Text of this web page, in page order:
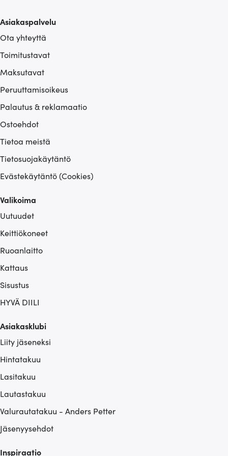
Asiakaspalvelu
Ota yhteyttä
Toimitustavat
Maksutavat
Peruuttamisoikeus
Palautus & reklamaatio
Ostoehdot
Tietoa meistä
Tietosuojakäytäntö
Evästekäytäntö (Cookies)
Valikoima
Uutuudet
Keittiökoneet
Ruoanlaitto
Kattaus
Sisustus
HYVÄ DIILI
Asiakasklubi
Liity jäseneksi
Hintatakuu
Lasitakuu
Lautastakuu
Valurautatakuu - Anders Petter
Jäsenyysehdot
Inspiraatio